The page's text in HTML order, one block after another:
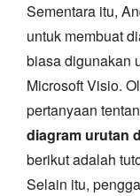
Sementara itu,
untuk membuat
biasa digunakan
Microsoft Visio.
pertanyaan
diagram urutan
berikut adalah
Selain itu,